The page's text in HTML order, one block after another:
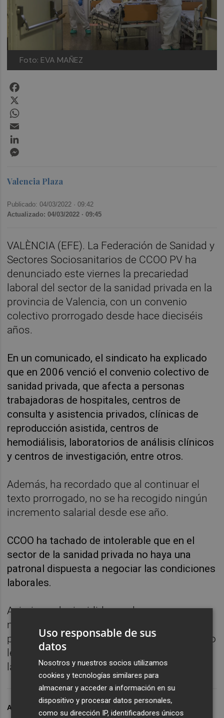
Foto: EVA MAÑEZ
Valencia Plaza
Publicado: 04/03/2022 ·09:42
Actualizado: 04/03/2022 · 09:45
VALÈNCIA (EFE). La Federación de Sanidad y
Sectores Sociosanitarios de CCOO PV ha
denunciado este viernes la precariedad
laboral del sector de la sanidad privada en la
provincia de Valencia, con un convenio
colectivo prorrogado desde hace dieciséis
años.
En un comunicado, el sindicato ha explicado
que en 2006 venció el convenio colectivo de
sanidad privada, que afecta a personas
trabajadoras de hospitales, centros de
consulta y asistencia privados, clínicas de
reproducción asistida, centros de
hemodiálisis, laboratorios de análisis clínicos
y centros de investigación, entre otros.
Además, ha recordado que al continuar el
texto prorrogado, no se ha recogido ningún
incremento salarial desde ese año.
CCOO ha tachado de intolerable que en el
sector de la sanidad privada no haya una
patronal dispuesta a negociar las condiciones
laborales.
Asimismo, ha incidido que las empresas
mantienen un convenio colectivo obsoleto
porque mantienen los mismos salarios y eso
les permite tener más beneficios a costa de
las personas trabajadoras.
ARCHIVADO EN SANIDAD
Uso responsable de sus
datos
Nosotros y nuestros socios utilizamos
cookies y tecnologías similares para
almacenar y acceder a información en su
dispositivo y procesar datos personales,
como su dirección IP, identificadores únicos